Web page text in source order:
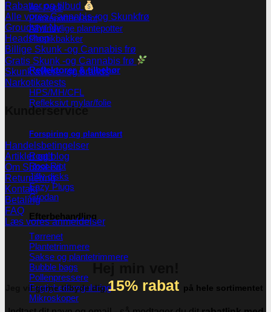
Air-Pot®
Plantepotter i stof
Almindelige plantepotter
Plastikbakker
Reflektorer & tilbehør
HPS/MH/CFL
Refleksivt mylar/folie
Forspiring og plantestart
Root!t
Root Riot
Jiffy disks
Eazy Plugs
Grodan
Efterbehandling
Tørrenet
Plantetrimmere
Sakse og plantetrimmere
Bubble bags
Pollenpressere
Fugtighedsregulering
Mikroskoper
Rabatter og tilbud
Alle vores Cannabis -og Skunkfrø
Groudstyr
Headshop
Billige Skunk -og Cannabis frø
Gratis Skunk -og Cannabis frø
Skunk avlere- og brands
Narkotikatests
Kunderservice
Handelsbetingelser
Artikler og blog
Om Subseed
Returnering
Kontakt
Betaling
FAQ
Læs vores anmeldelser
Jeg vil gerne tilbyde dig15% rabat på hele sortimentet